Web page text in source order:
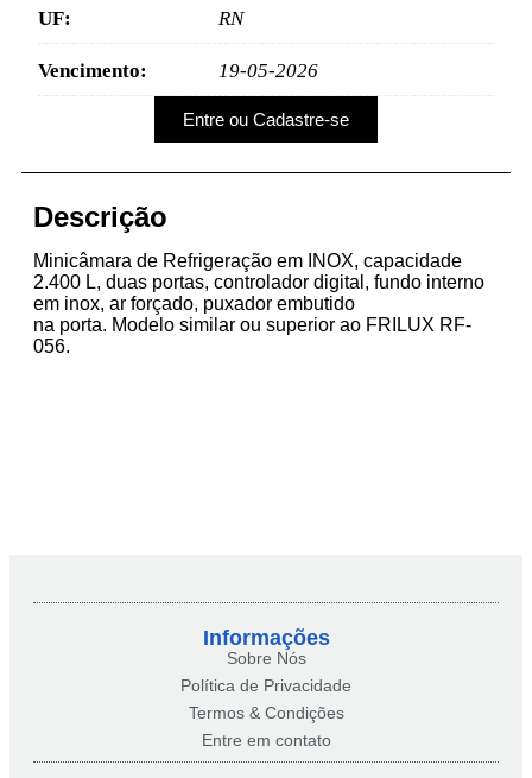
UF: RN
Vencimento: 19-05-2026
Entre ou Cadastre-se
Descrição
Minicâmara de Refrigeração em INOX, capacidade
2.400 L, duas portas, controlador digital, fundo interno
em inox, ar forçado, puxador embutido
na porta. Modelo similar ou superior ao FRILUX RF-
056.
Informações
Sobre Nós
Política de Privacidade
Termos & Condições
Entre em contato